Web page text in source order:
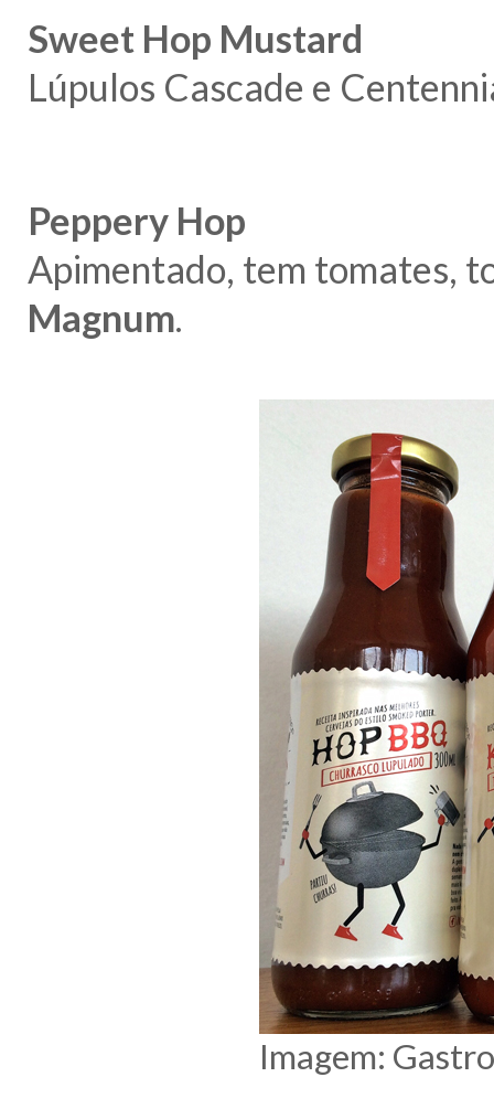
Sweet Hop Mustard
Lúpulos Cascade e
Peppery Hop
Apimentado, tem tomates,
Magnum.
Imagem: